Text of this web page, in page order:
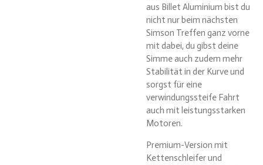
aus Billet Aluminium bist du
nicht nur beim nächsten
Simson Treffen ganz vorne
mit dabei, du gibst deine
Simme auch zudem mehr
Stabilität in der Kurve und
sorgst für eine
verwindungssteife Fahrt
auch mit leistungsstarken
Motoren.
Premium-Version mit
Kettenschleifer und